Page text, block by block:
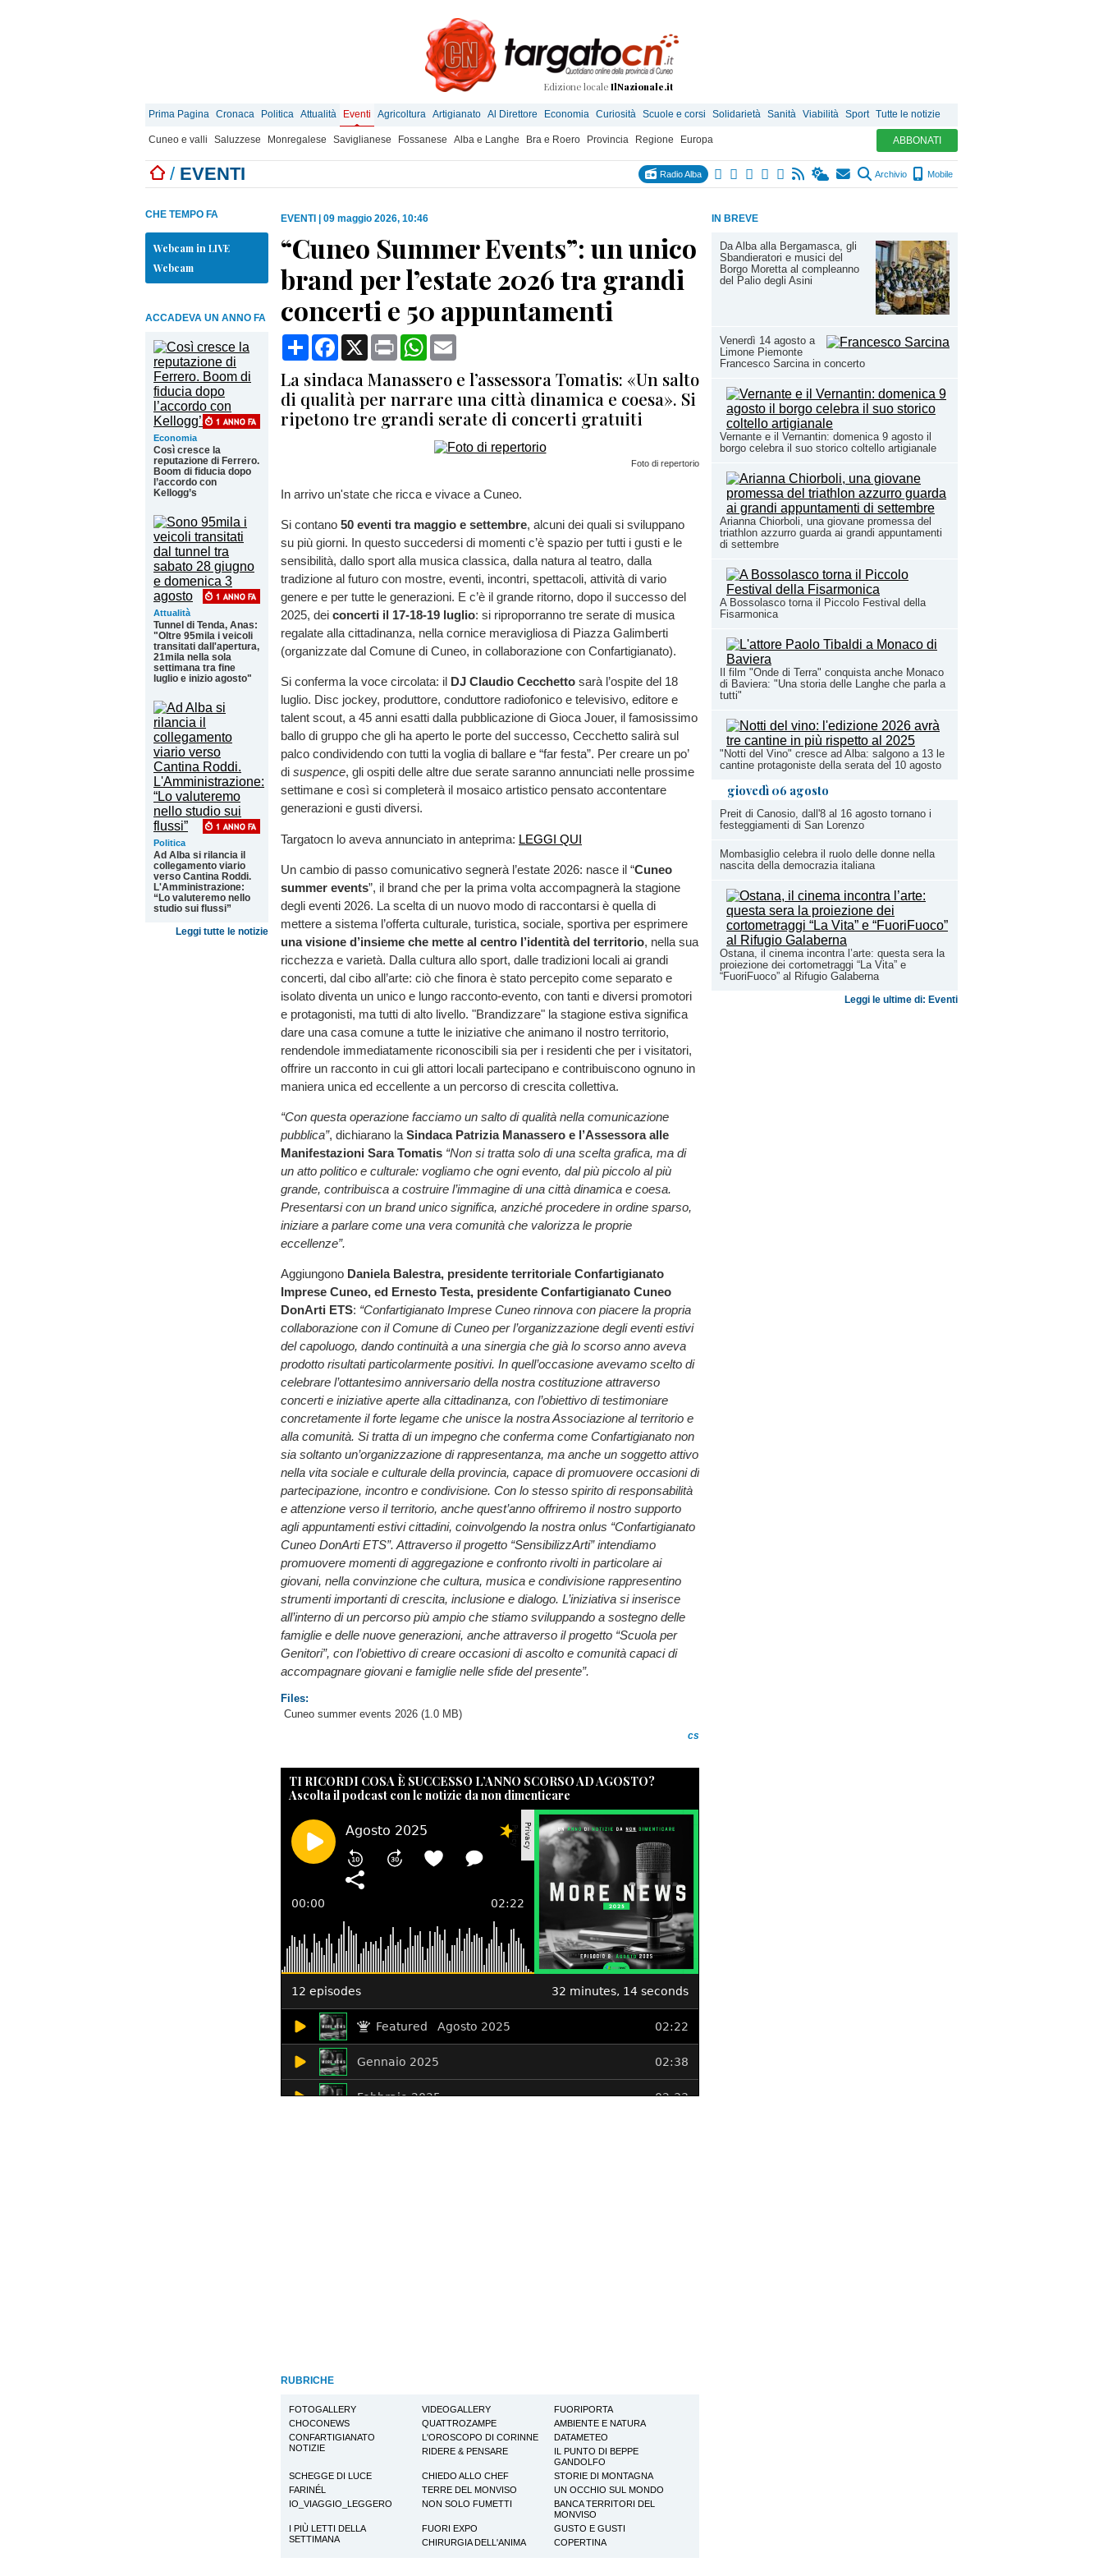
Edizione locale IlNazionale.it
Prima Pagina Cronaca Politica Attualità Eventi Agricoltura Artigianato Al Direttore Economia Curiosità Scuole e corsi Solidarietà Sanità Viabilità Sport Tutte le notizie
Cuneo e valli Saluzzese Monregalese Saviglianese Fossanese Alba e Langhe Bra e Roero Provincia Regione Europa ABBONATI
/ EVENTI Radio Alba Archivio Mobile
IN BREVE
Da Alba alla Bergamasca, gli
Sbandieratori e musici del
Borgo Moretta al compleanno
del Palio degli Asini
Venerdì 14 agosto a
Limone Piemonte
Francesco Sarcina in concerto
Vernante e il Vernantin: domenica 9 agosto il
borgo celebra il suo storico coltello artigianale
Arianna Chiorboli, una giovane promessa del
triathlon azzurro guarda ai grandi appuntamenti
di settembre
A Bossolasco torna il Piccolo Festival della
Fisarmonica
Il film "Onde di Terra" conquista anche Monaco
di Baviera: "Una storia delle Langhe che parla a
tutti"
"Notti del Vino" cresce ad Alba: salgono a 13 le
cantine protagoniste della serata del 10 agosto
giovedì 06 agosto
Preit di Canosio, dall'8 al 16 agosto tornano i
festeggiamenti di San Lorenzo
Mombasiglio celebra il ruolo delle donne nella
nascita della democrazia italiana
Ostana, il cinema incontra l’arte: questa sera la
proiezione dei cortometraggi “La Vita” e
“FuoriFuoco” al Rifugio Galaberna
Leggi le ultime di: Eventi
CHE TEMPO FA
Webcam in LIVE
Webcam
ACCADEVA UN ANNO FA
Economia
Così cresce la
reputazione di Ferrero.
Boom di fiducia dopo
l’accordo con
Kellogg’s
Attualità
Tunnel di Tenda, Anas:
"Oltre 95mila i veicoli
transitati dall'apertura,
21mila nella sola
settimana tra fine
luglio e inizio agosto"
Politica
Ad Alba si rilancia il
collegamento viario
verso Cantina Roddi.
L'Amministrazione:
“Lo valuteremo nello
studio sui flussi”
Leggi tutte le notizie
EVENTI 09 maggio 2026, 10:46
“Cuneo Summer Events”: un unico
brand per l’estate 2026 tra grandi
concerti e 50 appuntamenti
CondividiFacebook
X Print WhatsApp
La sindaca Manassero e l’assessora Tomatis: «Un salto
di qualità per narrare una città dinamica e coesa». Si
ripetono tre grandi serate di concerti gratuiti
Foto di repertorio
In arrivo un'state che ricca e vivace a Cuneo.
Si contano 50 eventi tra maggio e settembre, alcuni dei quali si sviluppano
su più giorni. In questo succedersi di momenti c’è spazio per tutti i gusti e le
sensibilità, dallo sport alla musica classica, dalla natura al teatro, dalla
tradizione al futuro con mostre, eventi, incontri, spettacoli, attività di vario
genere e per tutte le generazioni. E c’è il grande ritorno, dopo il successo del
2025, dei concerti il 17-18-19 luglio: si riproporranno tre serate di musica
regalate alla cittadinanza, nella cornice meravigliosa di Piazza Galimberti
(organizzate dal Comune di Cuneo, in collaborazione con Confartigianato).
Si conferma la voce circolata: il DJ Claudio Cecchetto sarà l’ospite del 18
luglio. Disc jockey, produttore, conduttore radiofonico e televisivo, editore e
talent scout, a 45 anni esatti dalla pubblicazione di Gioca Jouer, il famosissimo
ballo di gruppo che gli ha aperto le porte del successo, Cecchetto salirà sul
palco condividendo con tutti la voglia di ballare e “far festa”. Per creare un po’
di suspence, gli ospiti delle altre due serate saranno annunciati nelle prossime
settimane e così si completerà il mosaico artistico pensato accontentare
generazioni e gusti diversi.
Targatocn lo aveva annunciato in anteprima: LEGGI QUI
Un cambio di passo comunicativo segnerà l’estate 2026: nasce il “Cuneo
summer events”, il brand che per la prima volta accompagnerà la stagione
degli eventi 2026. La scelta di un nuovo modo di raccontarsi è quella di
mettere a sistema l’offerta culturale, turistica, sociale, sportiva per esprimere
una visione d’insieme che mette al centro l’identità del territorio, nella sua
ricchezza e varietà. Dalla cultura allo sport, dalle tradizioni locali ai grandi
concerti, dal cibo all’arte: ciò che finora è stato percepito come separato e
isolato diventa un unico e lungo racconto-evento, con tanti e diversi promotori
e protagonisti, ma tutti di alto livello. "Brandizzare" la stagione estiva significa
dare una casa comune a tutte le iniziative che animano il nostro territorio,
rendendole immediatamente riconoscibili sia per i residenti che per i visitatori,
offrire un racconto in cui gli attori locali partecipano e contribuiscono ognuno in
maniera unica ed eccellente a un percorso di crescita collettiva.
“Con questa operazione facciamo un salto di qualità nella comunicazione
pubblica”, dichiarano la Sindaca Patrizia Manassero e l’Assessora alle
Manifestazioni Sara Tomatis “Non si tratta solo di una scelta grafica, ma di
un atto politico e culturale: vogliamo che ogni evento, dal più piccolo al più
grande, contribuisca a costruire l’immagine di una città dinamica e coesa.
Presentarsi con un brand unico significa, anziché procedere in ordine sparso,
iniziare a parlare come una vera comunità che valorizza le proprie
eccellenze”.
Aggiungono Daniela Balestra, presidente territoriale Confartigianato
Imprese Cuneo, ed Ernesto Testa, presidente Confartigianato Cuneo
DonArti ETS: “Confartigianato Imprese Cuneo rinnova con piacere la propria
collaborazione con il Comune di Cuneo per l’organizzazione degli eventi estivi
del capoluogo, dando continuità a una sinergia che già lo scorso anno aveva
prodotto risultati particolarmente positivi. In quell’occasione avevamo scelto di
celebrare l’ottantesimo anniversario della nostra costituzione attraverso
concerti e iniziative aperte alla cittadinanza, con l’obiettivo di testimoniare
concretamente il forte legame che unisce la nostra Associazione al territorio e
alla comunità. Si tratta di un impegno che conferma come Confartigianato non
sia soltanto un’organizzazione di rappresentanza, ma anche un soggetto attivo
nella vita sociale e culturale della provincia, capace di promuovere occasioni di
partecipazione, incontro e condivisione. Con lo stesso spirito di responsabilità
e attenzione verso il territorio, anche quest’anno offriremo il nostro supporto
agli appuntamenti estivi cittadini, coinvolgendo la nostra onlus “Confartigianato
Cuneo DonArti ETS”. Attraverso il progetto “SensibilizzArti” intendiamo
promuovere momenti di aggregazione e confronto rivolti in particolare ai
giovani, nella convinzione che cultura, musica e condivisione rappresentino
strumenti importanti di crescita, inclusione e dialogo. L’iniziativa si inserisce
all’interno di un percorso più ampio che stiamo sviluppando a sostegno delle
famiglie e delle nuove generazioni, anche attraverso il progetto “Scuola per
Genitori”, con l’obiettivo di creare occasioni di ascolto e comunità capaci di
accompagnare giovani e famiglie nelle sfide del presente”.
Files:
Cuneo summer events 2026 (1.0 MB)
cs
TI RICORDI COSA È SUCCESSO L’ANNO SCORSO AD AGOSTO?
Ascolta il podcast con le notizie da non dimenticare
RUBRICHE
FOTOGALLERY VIDEOGALLERY
FUORIPORTA
CHOCONEWS
QUATTROZAMPE
AMBIENTE E NATURA
CONFARTIGIANATO
NOTIZIE
L'OROSCOPO DI CORINNE
DATAMETEO
RIDERE & PENSARE
IL PUNTO DI BEPPE
GANDOLFO
SCHEGGE DI LUCE
CHIEDO ALLO CHEF
STORIE DI MONTAGNA
FARINÉL
TERRE DEL MONVISO
UN OCCHIO SUL MONDO
IO_VIAGGIO_LEGGERO
NON SOLO FUMETTI
BANCA TERRITORI DEL
MONVISO
I PIÙ LETTI DELLA
SETTIMANA
FUORI EXPO
GUSTO E GUSTI
CHIRURGIA DELL'ANIMA
COPERTINA